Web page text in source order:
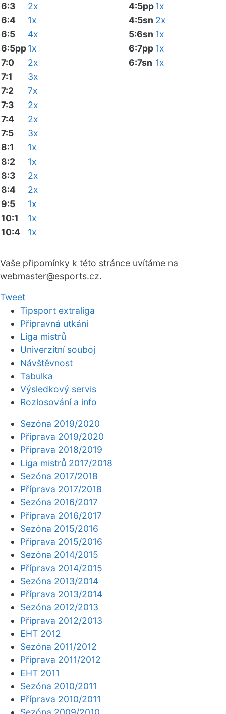
6:3
2x
6:4
1x
6:5
4x
6:5pp1x
7:0
2x
7:1
3x
7:2
7x
7:3
2x
7:4
2x
7:5
3x
8:1
1x
8:2
1x
8:3
2x
8:4
2x
9:5
1x
10:1
1x
10:4
1x
4:5pp1x
4:5sn 2x
5:6sn 1x
6:7pp 1x
6:7sn 1x
Vaše připomínky k této stránce uvítáme na
webmaster@esports.cz.
Tweet
Tipsport extraliga
Přípravná utkání
Liga mistrů
Univerzitní souboj
Návštěvnost
Tabulka
Výsledkový servis
Rozlosování a info
Sezóna 2019/2020
Příprava 2019/2020
Příprava 2018/2019
Liga mistrů 2017/2018
Sezóna 2017/2018
Příprava 2017/2018
Sezóna 2016/2017
Příprava 2016/2017
Sezóna 2015/2016
Příprava 2015/2016
Sezóna 2014/2015
Příprava 2014/2015
Sezóna 2013/2014
Příprava 2013/2014
Sezóna 2012/2013
Příprava 2012/2013
EHT 2012
Sezóna 2011/2012
Příprava 2011/2012
EHT 2011
Sezóna 2010/2011
Příprava 2010/2011